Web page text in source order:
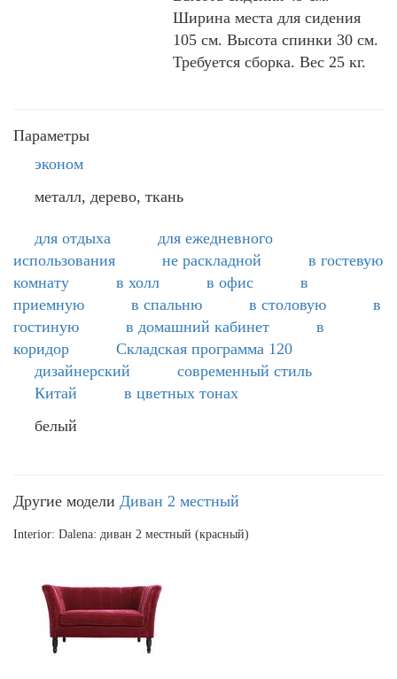
Ширина места для сидения
105 см. Высота спинки 30 см.
Требуется сборка. Вес 25 кг.
Параметры
эконом
металл, дерево, ткань
для отдыха
для ежедневного
использования
не раскладной
в гостевую
комнату
в холл в офис
в
приемную
в спальню в столовую
в
гостиную
в домашний кабинет
в
коридор
Складская программа 120
дизайнерский
современный стиль
Китай
в цветных тонах
белый
Другие модели Диван 2 местный
Interior: Dalena: диван 2 местный (красный)